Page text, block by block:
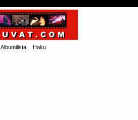
Albumilista Haku